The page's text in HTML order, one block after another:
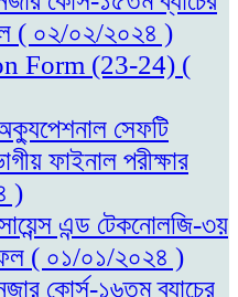
( ০২/০২/২০২৪ )
Form (23-24) (
সেফটি
ফাইনাল পরীক্ষার
)
এন্ড টেকনোলজি-৩য়
( ০১/০১/২০২৪ )
কোর্স-১৬তম ব্যাচের